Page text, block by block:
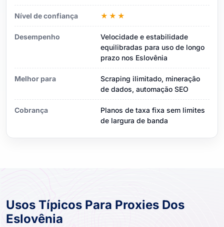
Nível de confiança ★★★
Desempenho
Velocidade e estabilidade
equilibradas para uso de longo
prazo nos Eslovênia
Melhor para
Scraping ilimitado, mineração
de dados, automação SEO
Cobrança
Planos de taxa fixa sem limites
de largura de banda
Usos Típicos Para Proxies Dos
Eslovênia